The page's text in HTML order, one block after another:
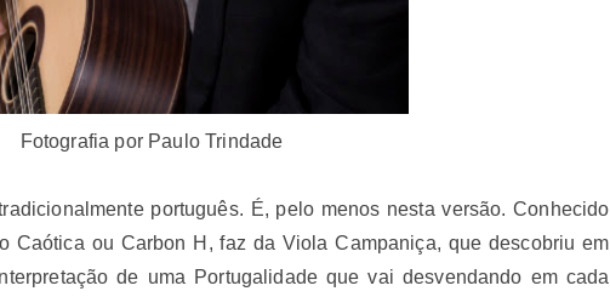
Fotografia por Paulo Trindade
português. É, pelo menos nesta versão. Conhecido
Caótica ou Carbon H, faz da Viola Campaniça, que descobriu em
de uma Portugalidade que vai desvendando em cada